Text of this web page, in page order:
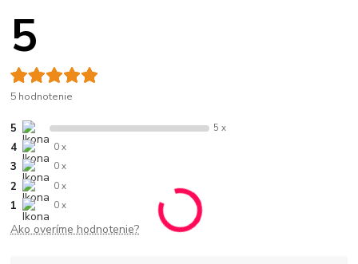
5
5 hodnotenie
5 5 x
4 0 x
3 0 x
2 0 x
1 0 x
Ako overíme hodnotenie?